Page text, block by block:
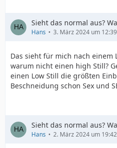
Sieht das normal aus?
Hans 3. März 2024 um 12:39
Das sieht für mich nach einem
warum nicht einen high Still?
einen Low Still die größten
Beschneidung schon Sex und
Sieht das normal aus?
Hans 2. März 2024 um 19:42